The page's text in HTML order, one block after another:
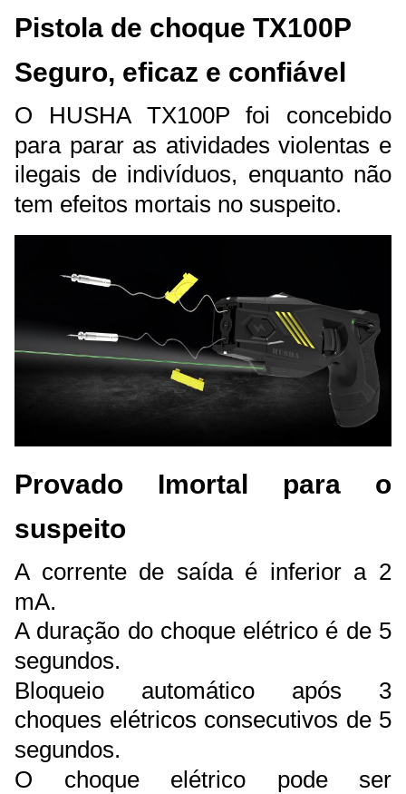
Pistola de choque TX100P
Seguro, eficaz e confiável
O HUSHA TX100P foi concebido
para parar as atividades violentas e
ilegais de indivíduos, enquanto não
tem efeitos mortais no suspeito.
Provado Imortal para o
suspeito
A corrente de saída é inferior a 2
mA.
A duração do choque elétrico é de 5
segundos.
Bloqueio automático após 3
choques elétricos consecutivos de 5
segundos.
O choque elétrico pode ser